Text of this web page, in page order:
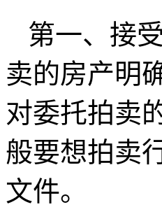
第一、接
卖的房产明
对委托拍卖
般要想拍卖
文件。